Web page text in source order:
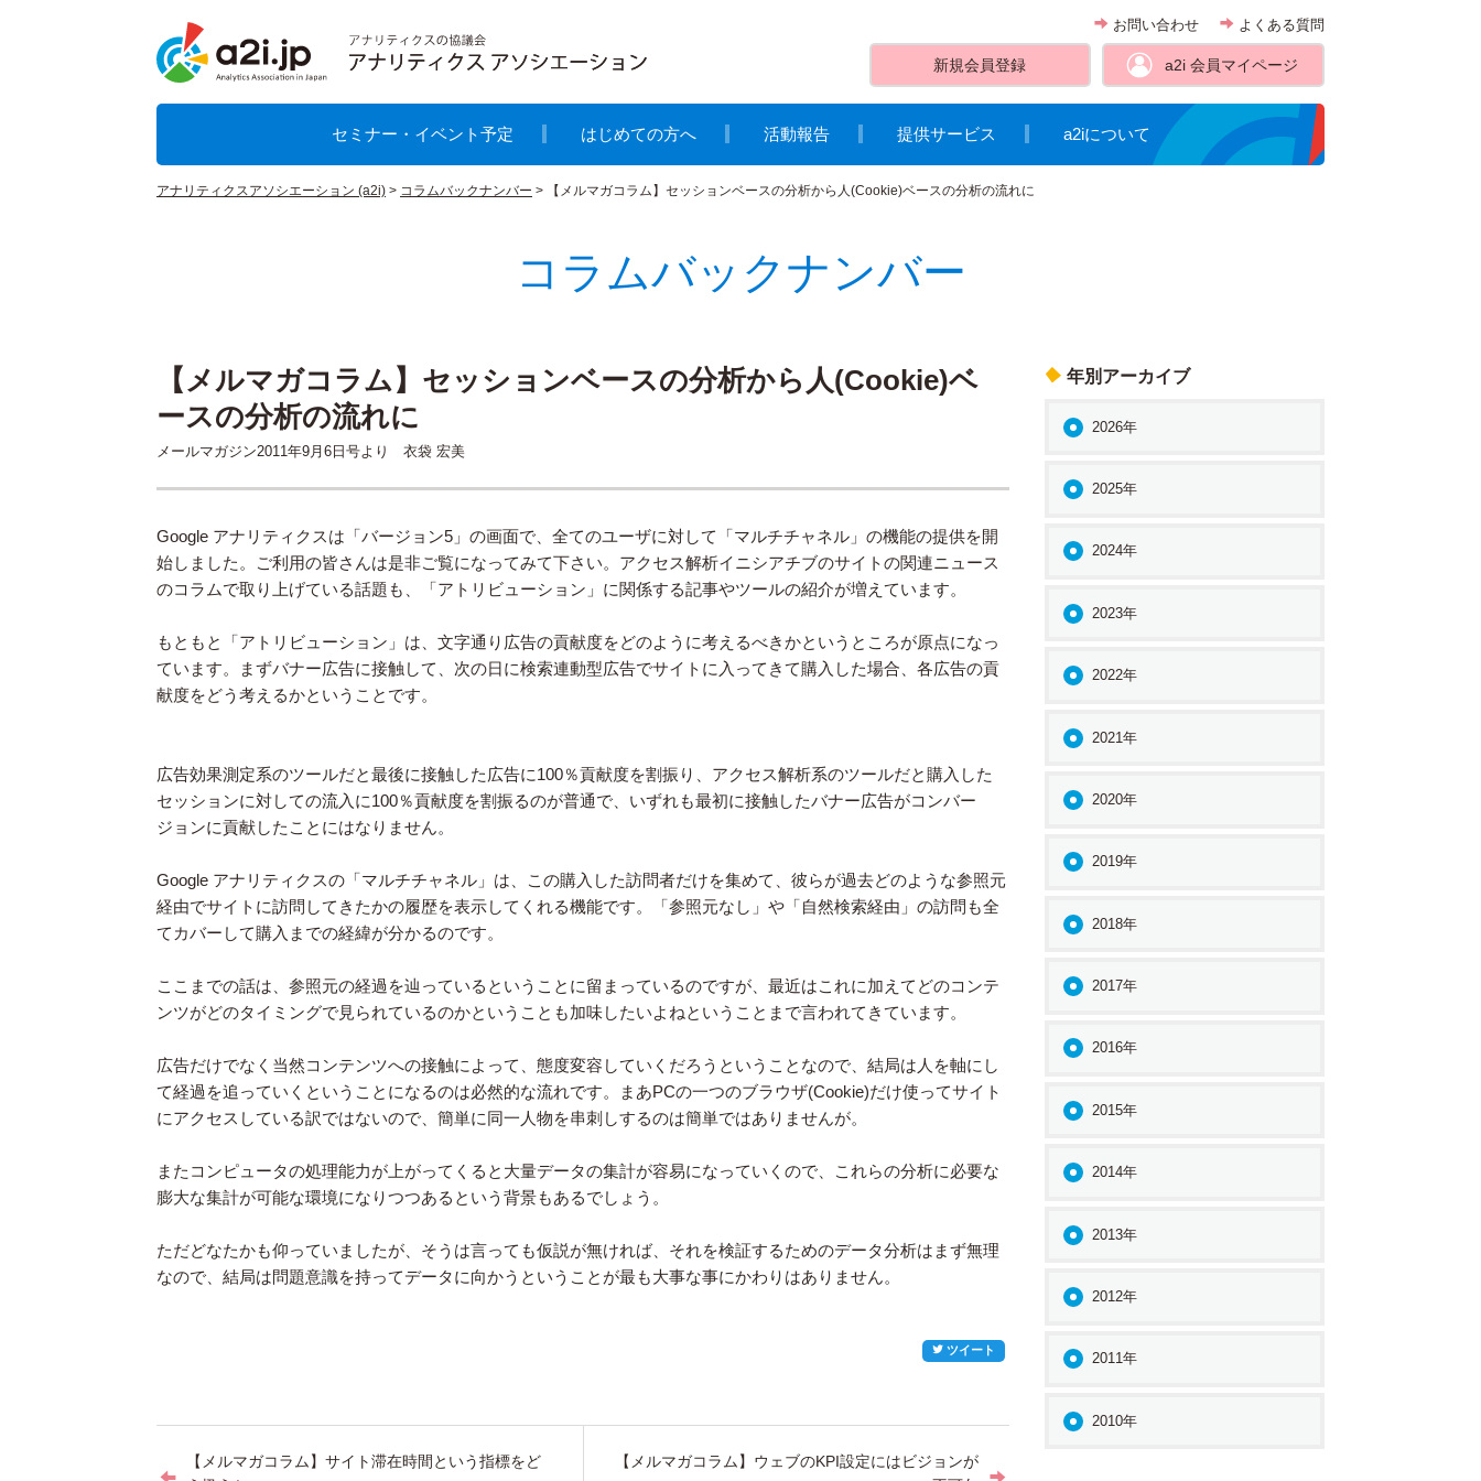
お問い合わせ よくある質問
新規会員登録 a2i 会員マイページ
セミナー・イベント予定 はじめての方へ 活動報告 提供サービス a2iについて
アナリティクスアソシエーション (a2i) > コラムバックナンバー > 【メルマガコラム】セッションベースの分析から人(Cookie)ベースの分析の流れに
コラムバックナンバー
【メルマガコラム】セッションベースの分析から人(Cookie)ベ
ースの分析の流れに
メールマガジン2011年9月6日号より 衣袋 宏美
Google アナリティクスは「バージョン5」の画面で、全てのユーザに対して「マルチチャネル」の機能の提供を開
始しました。ご利用の皆さんは是非ご覧になってみて下さい。アクセス解析イニシアチブのサイトの関連ニュース
のコラムで取り上げている話題も、「アトリビューション」に関係する記事やツールの紹介が増えています。
もともと「アトリビューション」は、文字通り広告の貢献度をどのように考えるべきかというところが原点になっ
ています。まずバナー広告に接触して、次の日に検索連動型広告でサイトに入ってきて購入した場合、各広告の貢
献度をどう考えるかということです。
広告効果測定系のツールだと最後に接触した広告に100％貢献度を割振り、アクセス解析系のツールだと購入した
セッションに対しての流入に100％貢献度を割振るのが普通で、いずれも最初に接触したバナー広告がコンバー
ジョンに貢献したことにはなりません。
Google アナリティクスの「マルチチャネル」は、この購入した訪問者だけを集めて、彼らが過去どのような参照元
経由でサイトに訪問してきたかの履歴を表示してくれる機能です。「参照元なし」や「自然検索経由」の訪問も全
てカバーして購入までの経緯が分かるのです。
ここまでの話は、参照元の経過を辿っているということに留まっているのですが、最近はこれに加えてどのコンテ
ンツがどのタイミングで見られているのかということも加味したいよねということまで言われてきています。
広告だけでなく当然コンテンツへの接触によって、態度変容していくだろうということなので、結局は人を軸にし
て経過を追っていくということになるのは必然的な流れです。まあPCの一つのブラウザ(Cookie)だけ使ってサイト
にアクセスしている訳ではないので、簡単に同一人物を串刺しするのは簡単ではありませんが。
またコンピュータの処理能力が上がってくると大量データの集計が容易になっていくので、これらの分析に必要な
膨大な集計が可能な環境になりつつあるという背景もあるでしょう。
ただどなたかも仰っていましたが、そうは言っても仮説が無ければ、それを検証するためのデータ分析はまず無理
なので、結局は問題意識を持ってデータに向かうということが最も大事な事にかわりはありません。
ツイート
【メルマガコラム】サイト滞在時間という指標をど
【メルマガコラム】ウェブのKPI設定にはビジョンが
年別アーカイブ
2026年
2025年
2024年
2023年
2022年
2021年
2020年
2019年
2018年
2017年
2016年
2015年
2014年
2013年
2012年
2011年
2010年